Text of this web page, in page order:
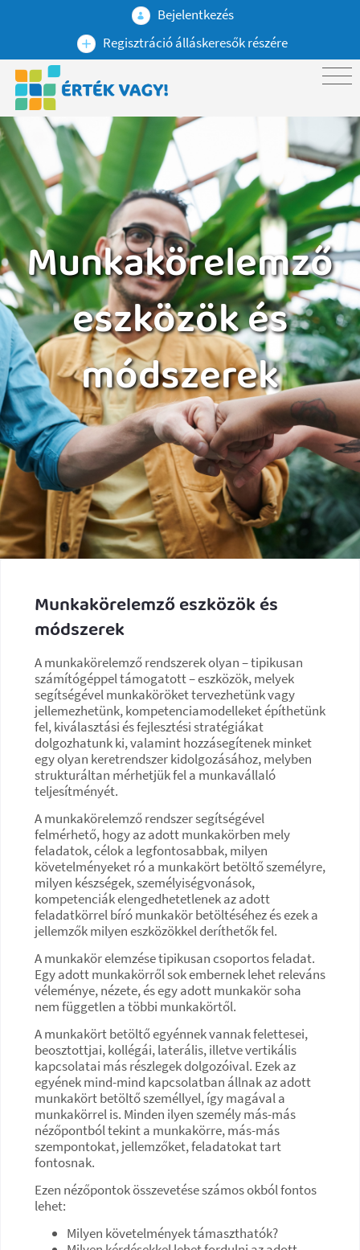
Bejelentkezés
Regisztráció álláskeresők részére
Munkakörelemző
eszközök és
módszerek
Munkakörelemző eszközök és
módszerek
A munkakörelemző rendszerek olyan – tipikusan
számítógéppel támogatott – eszközök, melyek
segítségével munkaköröket tervezhetünk vagy
jellemezhetünk, kompetenciamodelleket építhetünk
fel, kiválasztási és fejlesztési stratégiákat
dolgozhatunk ki, valamint hozzásegítenek minket
egy olyan keretrendszer kidolgozásához, melyben
strukturáltan mérhetjük fel a munkavállaló
teljesítményét.
A munkakörelemző rendszer segítségével
felmérhető, hogy az adott munkakörben mely
feladatok, célok a legfontosabbak, milyen
követelményeket ró a munkakört betöltő személyre,
milyen készségek, személyiségvonások,
kompetenciák elengedhetetlenek az adott
feladatkörrel bíró munkakör betöltéséhez és ezek a
jellemzők milyen eszközökkel deríthetők fel.
A munkakör elemzése tipikusan csoportos feladat.
Egy adott munkakörről sok embernek lehet releváns
véleménye, nézete, és egy adott munkakör soha
nem független a többi munkakörtől.
A munkakört betöltő egyénnek vannak felettesei,
beosztottjai, kollégái, laterális, illetve vertikális
kapcsolatai más részlegek dolgozóival. Ezek az
egyének mind-mind kapcsolatban állnak az adott
munkakört betöltő személlyel, így magával a
munkakörrel is. Minden ilyen személy más-más
nézőpontból tekint a munkakörre, más-más
szempontokat, jellemzőket, feladatokat tart
fontosnak.
Ezen nézőpontok összevetése számos okból fontos
lehet:
Milyen követelmények támaszthatók?